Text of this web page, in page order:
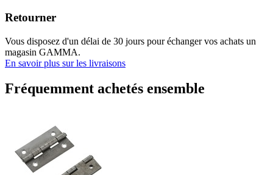
Retourner
Vous disposez d'un délai de 30 jours pour échanger vos achats un
magasin GAMMA.
En savoir plus sur les livraisons
Fréquemment achetés ensemble